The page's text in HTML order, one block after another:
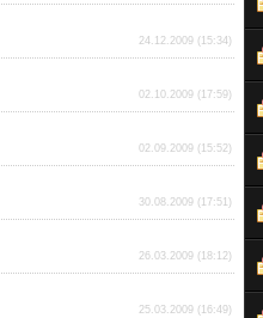
24.12.2009 (15:34)
02.10.2009 (17:59)
02.09.2009 (15:52)
30.08.2009 (17:51)
26.03.2009 (18:12)
25.03.2009 (16:49)